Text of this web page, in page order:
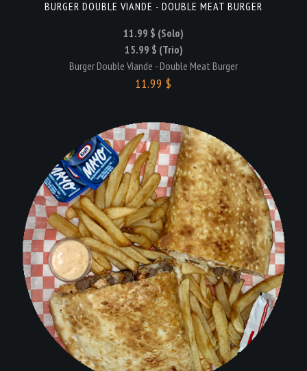
BURGER DOUBLE VIANDE - DOUBLE MEAT BURGER
11.99 $ (Solo)
15.99 $ (Trio)
Burger Double Viande - Double Meat Burger
11.99 $